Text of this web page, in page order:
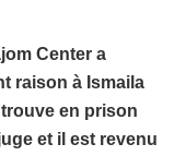
Center a
raison à Ismaila
en prison
et il est revenu